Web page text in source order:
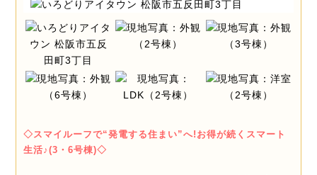
◇スマイルーフで“発電する住まい”へ!お得が続くスマート
生活♪(3・6号棟)◇